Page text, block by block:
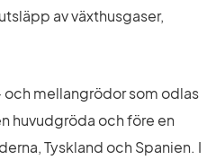
av växthusgaser,
mellangrödor som odlas
huvudgröda och före en
Tyskland och Spanien. I